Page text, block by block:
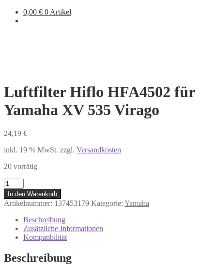
0,00 € 0 Artikel
Luftfilter Hiflo HFA4502 für
Yamaha XV 535 Virago
24,19 €
inkl. 19 % MwSt. zzgl. Versandkosten
20 vorrätig
Luftfilter
Hiflo
HFA4502
für
Yamaha
Virago
Menge
In den Warenkorb
Artikelnummer: 137453179 Kategorie: Yamaha
Beschreibung
Zusätzliche Informationen
Kompatibilität
Beschreibung